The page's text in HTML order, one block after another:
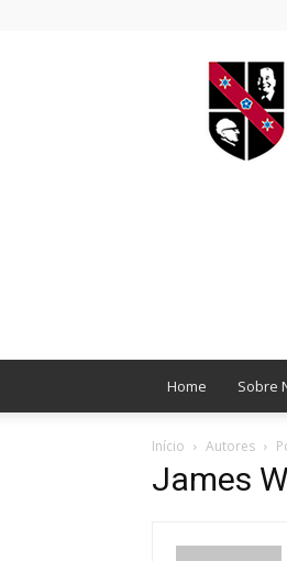
Home Sobre
Início Autores
James